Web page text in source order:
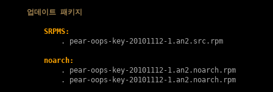
업데이트 패키지
SRPMS:
        .
pear-oops-key-20101112-1.an2.src.rpm
noarch:
        .
pear-oops-key-20101112-1.an2.noarch.rpm
        .
pear-oops-key-20101112-1.an2.noarch.rpm